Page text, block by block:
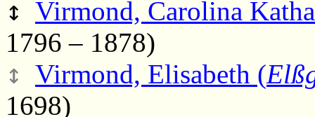
↕ Virmond, Carolina
1796 – 1878)
↕ Virmond, Elisabeth (
1698)